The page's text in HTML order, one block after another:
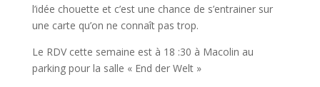
l’idée chouette et c’est une chance de s’entrainer sur
une carte qu’on ne connaît pas trop.
Le RDV cette semaine est à 18 :30 à Macolin au
parking pour la salle « End der Welt »